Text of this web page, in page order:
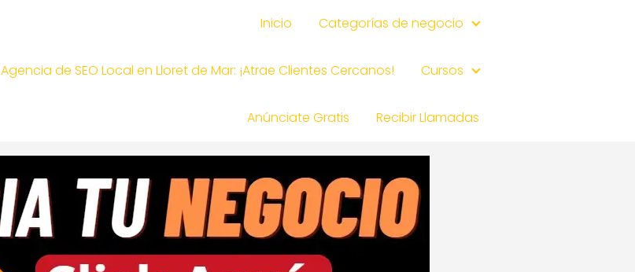
Inicio Categorías de negocio
Agencia de SEO Local en Lloret de Mar: ¡Atrae Clientes Cercanos! Cursos
Anúnciate Gratis Recibir Llamadas